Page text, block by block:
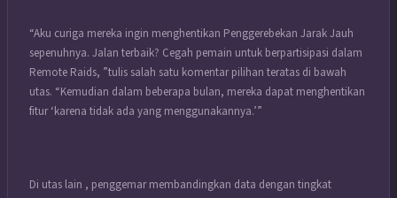
“Aku curiga mereka ingin menghentikan Penggerebekan Jarak Jauh
sepenuhnya. Jalan terbaik? Cegah pemain untuk berpartisipasi dalam
Remote Raids, ”tulis salah satu komentar pilihan teratas di bawah
utas. “Kemudian dalam beberapa bulan, mereka dapat menghentikan
fitur ‘karena tidak ada yang menggunakannya.’”
Di utas lain , penggemar membandingkan data dengan tingkat